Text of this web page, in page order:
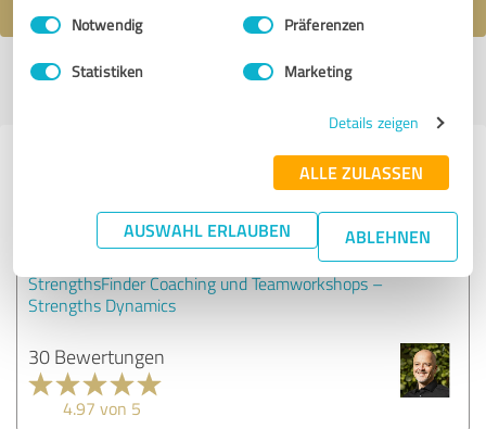
Impressum Datenschutzbestimmungen
Einwilligungsauswahl
Notwendig Präferenzen
Statistiken Marketing
Details zeigen
ALLE ZULASSEN
AUSWAHL ERLAUBEN ABLEHNEN
Profil aktiv seit 29.06.2016 | Letzte Aktualisierung: 19.02.2021
Erfahrungen zu weiteren
Anbietern aus dem Bereich
Coaching
StrengthsFinder Coaching und Teamworkshops –
Strengths Dynamics
30 Bewertungen
4.97 von 5